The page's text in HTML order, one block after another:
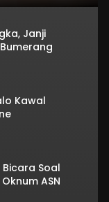
Janji
Kawal
Soal
ASN